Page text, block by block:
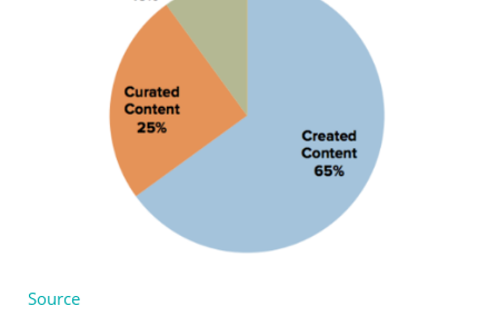
Source